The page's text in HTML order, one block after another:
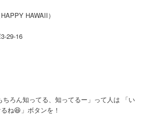
HAWAII）
29-16
ちろん知ってる、知ってるー」って人は 「い
ね😆」ボタンを！